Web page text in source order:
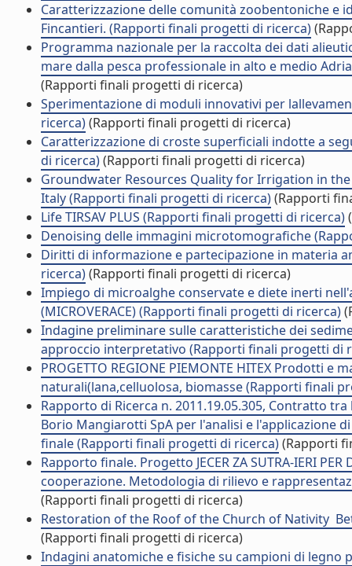
Caratterizzazione delle comunità zoobentoniche e
Fincantieri. (Rapporti finali progetti di ricerca)
Programma nazionale per la raccolta dei dati
mare dalla pesca professionale in alto e medio
(Rapporti finali progetti di ricerca)
Sperimentazione di moduli innovativi per
ricerca)(Rapporti finali progetti di ricerca)
Caratterizzazione di croste superficiali indotte a
di ricerca)(Rapporti finali progetti di ricerca)
Groundwater Resources Quality for Irrigation in
Italy (Rapporti finali progetti di ricerca)(Rapporti
Life TIRSAV PLUS (Rapporti finali progetti di ricerca)
Denoising delle immagini microtomografiche
Diritti di informazione e partecipazione in materia
ricerca)(Rapporti finali progetti di ricerca)
Impiego di microalghe conservate e diete inerti
(MICROVERACE) (Rapporti finali progetti di ricerca)
Indagine preliminare sulle caratteristiche dei
approccio interpretativo (Rapporti finali progetti di
PROGETTO REGIONE PIEMONTE HITEX Prodotti
naturali(lana,celluolosa, biomasse (Rapporti finali
Rapporto di Ricerca n. 2011.19.05.305, Contratto
Borio Mangiarotti SpA per l'analisi e l'applicazione
finale (Rapporti finali progetti di ricerca)(Rapporti
Rapporto finale. Progetto JECER ZA SUTRA-IERI
cooperazione. Metodologia di rilievo e
(Rapporti finali progetti di ricerca)
Restoration of the Roof of the Church of Nativity 
(Rapporti finali progetti di ricerca)
Indagini anatomiche e fisiche su campioni di legno